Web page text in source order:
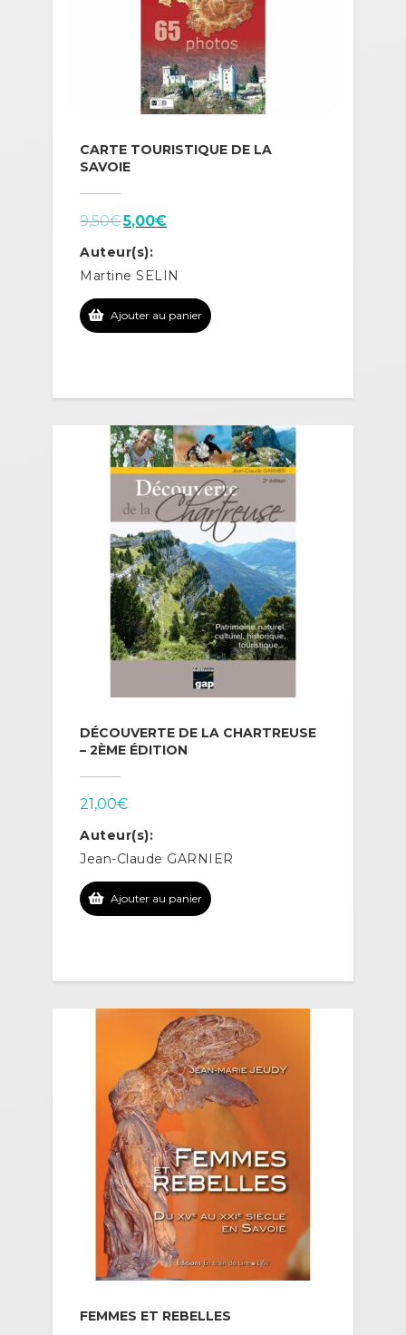
CARTE TOURISTIQUE DE LA
SAVOIE
9,50€Le
initial
était :
9,50€.
5,00€Le
est :
5,00€.
Auteur(s):
Martine SELIN
Ajouter au panier
DÉCOUVERTE DE LA CHARTREUSE
– 2ÈME ÉDITION
21,00€
Auteur(s):
Jean-Claude GARNIER
Ajouter au panier
FEMMES ET REBELLES